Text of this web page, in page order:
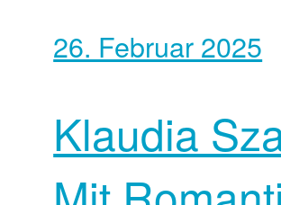
26. Februar 2025
Klaudia